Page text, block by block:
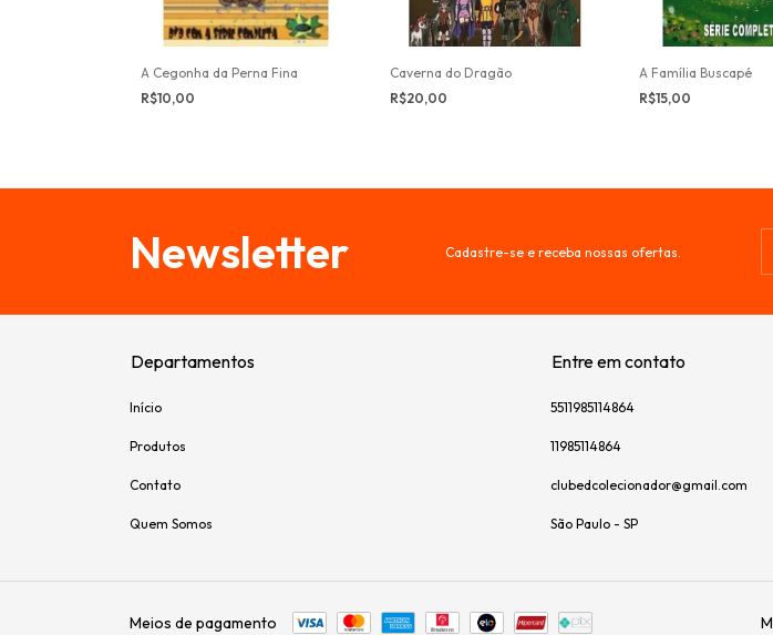
A Cegonha da Perna Fina
R$10,00
Caverna do Dragão
R$20,00
A Família Buscapé
R$15,00
Newsletter Cadastre-se e receba nossas ofertas.
Departamentos
Início
Produtos
Contato
Quem Somos
Entre em contato
5511985114864
11985114864
clubedcolecionador@gmail.com
São Paulo - SP
Meios de pagamento